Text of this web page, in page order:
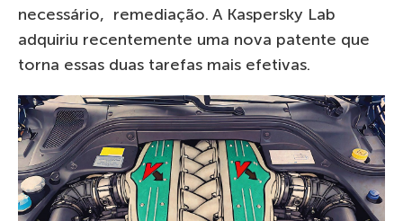
necessário, remediação. A Kaspersky Lab
adquiriu recentemente uma nova patente que
torna essas duas tarefas mais efetivas.